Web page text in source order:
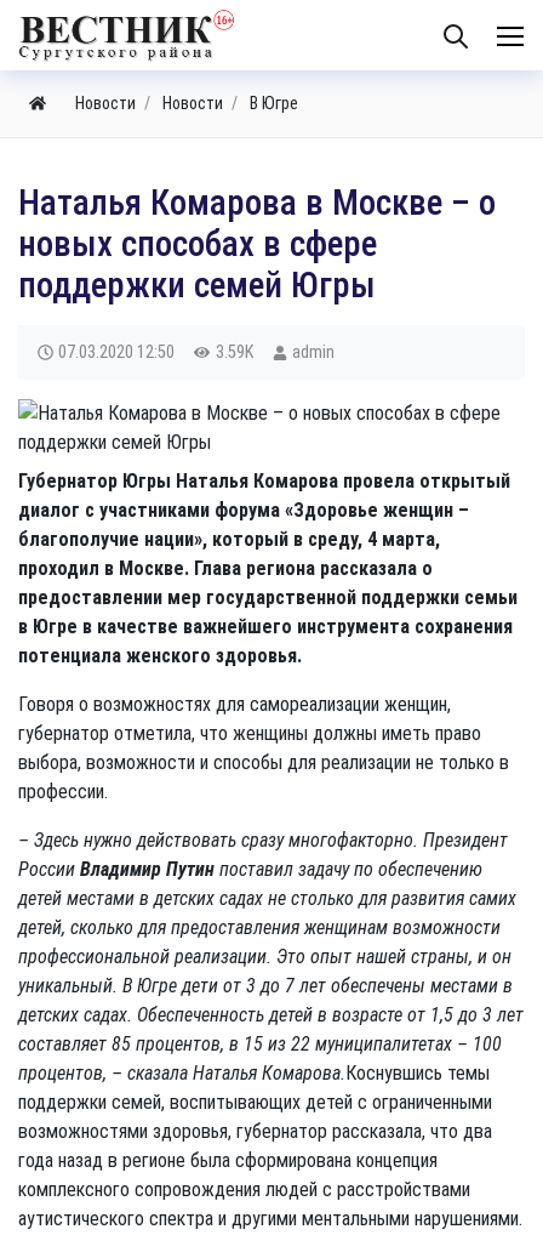
Новости Новости В Югре
Наталья Комарова в Москве – о
новых способах в сфере
поддержки семей Югры
07.03.2020 12:50 3.59K admin
Губернатор Югры Наталья Комарова провела открытый
диалог с участниками форума «Здоровье женщин –
благополучие нации», который в среду, 4 марта,
проходил в Москве. Глава региона рассказала о
предоставлении мер государственной поддержки семьи
в Югре в качестве важнейшего инструмента сохранения
потенциала женского здоровья.
Говоря о возможностях для самореализации женщин,
губернатор отметила, что женщины должны иметь право
выбора, возможности и способы для реализации не только в
профессии.
– Здесь нужно действовать сразу многофакторно. Президент
России Владимир Путин поставил задачу по обеспечению
детей местами в детских садах не столько для развития самих
детей, сколько для предоставления женщинам возможности
профессиональной реализации. Это опыт нашей страны, и он
уникальный. В Югре дети от 3 до 7 лет обеспечены местами в
детских садах. Обеспеченность детей в возрасте от 1,5 до 3 лет
составляет 85 процентов, в 15 из 22 муниципалитетах – 100
процентов, – сказала Наталья Комарова.Коснувшись темы
поддержки семей, воспитывающих детей с ограниченными
возможностями здоровья, губернатор рассказала, что два
года назад в регионе была сформирована концепция
комплексного сопровождения людей с расстройствами
аутистического спектра и другими ментальными нарушениями.